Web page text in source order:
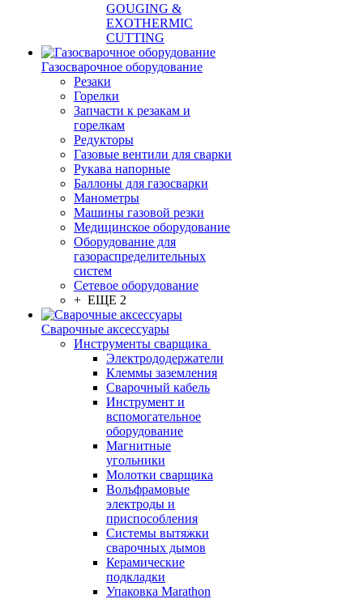
GOUGING &
EXOTHERMIC
CUTTING
Газосварочное оборудование
Резаки
Горелки
Запчасти к резакам и
горелкам
Редукторы
Газовые вентили для сварки
Рукава напорные
Баллоны для газосварки
Манометры
Машины газовой резки
Медицинское оборудование
Оборудование для
газораспределительных
систем
Сетевое оборудование
+ ЕЩЕ 2
Сварочные аксессуары
Инструменты сварщика
Электрододержатели
Клеммы заземления
Сварочный кабель
Инструмент и
вспомогательное
оборудование
Магнитные
угольники
Молотки сварщика
Вольфрамовые
электроды и
приспособления
Системы вытяжки
сварочных дымов
Керамические
подкладки
Упаковка Marathon